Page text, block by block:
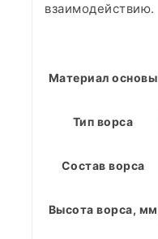
взаимодействию.
Материал основы
Тип ворса
Состав ворса
Высота ворса, мм